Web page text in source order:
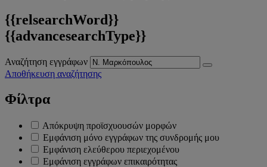
{{relsearchWord}}
{{advancesearchType}}
Αναζήτηση εγγράφων
Αποθήκευση αναζήτησης
Φίλτρα
Απόκρυψη προϊσχυουσών μορφών
Εμφάνιση μόνο εγγράφων της συνδρομής μου
Εμφάνιση ελεύθερου περιεχομένου
Εμφάνιση εγγράφων επικαιρότητας